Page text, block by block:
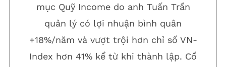
mục Quỹ Income do anh Tuấn Trần
quản lý có lợi nhuận bình quân
+18%/năm và vượt trội hơn chỉ số VN-
Index hơn 41% kể từ khi thành lập. Cổ